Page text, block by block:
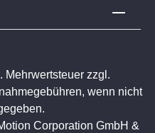
Mehrwertsteuer zzgl.
wenn nicht
Corporation GmbH &